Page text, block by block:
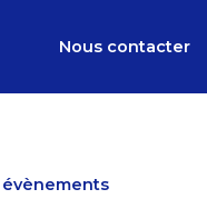
Nous contacter
évènements